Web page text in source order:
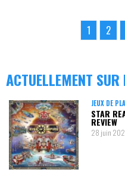
1 2
ACTUELLEMENT SUR
JEUX DE
STAR
REVIEW
28 juin